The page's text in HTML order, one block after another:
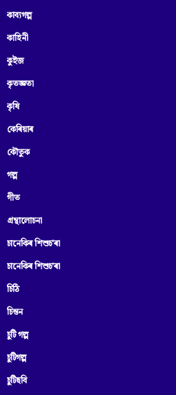
কাব্যগল্প
কাহিনী
কুইজ
কৃতজ্ঞতা
কৃষি
কেৰিয়াৰ
কৌতুক
গল্প
গীত
গ্ৰন্থালোচনা
চানেকিৰ শিশুচ'ৰা
চানেকিৰ শিশুচ’ৰা
চিঠি
চিন্তন
চুটি গল্প
চুটিগল্প
চুটিছবি